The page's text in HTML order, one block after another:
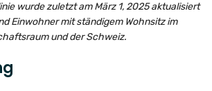
wurde zuletzt am März 1, 2025 aktualisiert
Einwohner mit ständigem Wohnsitz im
und der Schweiz.